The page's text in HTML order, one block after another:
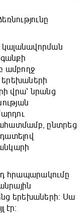
ամբողջ
երեխաների
վրա՝ նրանց
ընտրեց
հրապարակումը
երեխաների։ Սա